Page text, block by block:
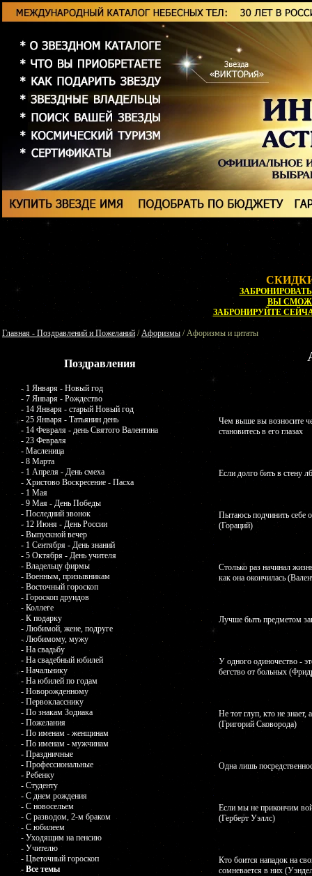
ВЫ
ЗАБРОНИРУЙТЕ
Главная - Поздравлений и Пожеланий /Афоризмы / Афоризмы и цитаты
Поздравления
- 1 Января - Новый год
- 7 Января - Рождество
- 14 Января - старый Новый год
- 25 Января - Татьянин день
- 14 Февраля - день Святого Валентина
- 23 Февраля
- Масленица
- 8 Марта
- 1 Апреля - День смеха
- Христово Воскресение - Пасха
- 1 Мая
- 9 Мая - День Победы
- Последний звонок
- 12 Июня - День России
- Выпускной вечер
- 1 Сентября - День знаний
- 5 Октября - День учителя
- Владельцу фирмы
- Военным, призывникам
- Восточный гороскоп
- Гороскоп друидов
- Коллеге
- К подарку
- Любимой, жене, подруге
- Любимому, мужу
- На свадьбу
- На свадебный юбилей
- Начальнику
- На юбилей по годам
- Новорожденному
- Первокласснику
- По знакам Зодиака
- Пожелания
- По именам - женщинам
- По именам - мужчинам
- Праздничные
- Профессиональные
- Ребенку
- Студенту
- С днем рождения
- С новосельем
- С разводом, 2-м браком
- С юбилеем
- Уходящим на пенсию
- Учителю
- Цветочный гороскоп
- Все темы
Чем выше вы возносите
становитесь в его глазах
Если долго бить в стену
Пытаюсь подчинить себе
(Гораций)
Столько раз начинал
как она окончилась
Лучше быть предметом
У одного одиночество -
бегство от больных
Не тот глуп, кто не знает,
(Григорий Сковорода)
Одна лишь
Если мы не прикончим
(Герберт Уэллс)
Кто боится нападок на
сомневается в них